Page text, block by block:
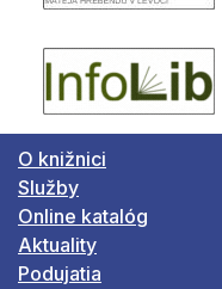
O knižnici
Služby
Online katalóg
Aktuality
Podujatia